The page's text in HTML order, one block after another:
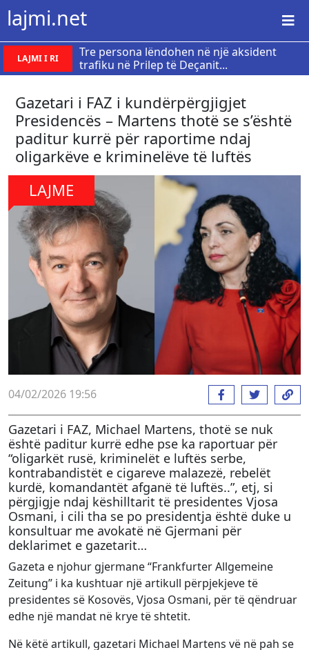
lajmi.net
LAJMI I RI
Tre persona lëndohen në një aksident
trafiku në Prilep të Deçanit...
Gazetari i FAZ i kundërpërgjigjet
Presidencës – Martens thotë se s’është
paditur kurrë për raportime ndaj
oligarkëve e kriminelëve të luftës
LAJME
04/02/2026 19:56
Gazetari i FAZ, Michael Martens, thotë se nuk
është paditur kurrë edhe pse ka raportuar për
“oligarkët rusë, kriminelët e luftës serbe,
kontrabandistët e cigareve malazezë, rebelët
kurdë, komandantët afganë të luftës..”, etj, si
përgjigje ndaj këshilltarit të presidentes Vjosa
Osmani, i cili tha se po presidentja është duke u
konsultuar me avokatë në Gjermani për
deklarimet e gazetarit…
Gazeta e njohur gjermane “Frankfurter Allgemeine
Zeitung” i ka kushtuar një artikull përpjekjeve të
presidentes së Kosovës, Vjosa Osmani, për të qëndruar
edhe një mandat në krye të shtetit.
Në këtë artikull, gazetari Michael Martens vë në pah se